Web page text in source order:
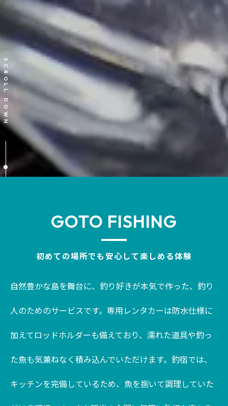
SCROLL DOWN
初めての場所でも安心して楽しめる体験
GOTO FISHING
自然豊かな島を舞台に、釣り好きが本気で作った、釣り
人のためのサービスです。専用レンタカーは防水仕様に
加えてロッドホルダーも備えており、濡れた道具や釣っ
た魚も気兼ねなく積み込んでいただけます。釣宿では、
キッチンを完備しているため、魚を捌いて調理していた